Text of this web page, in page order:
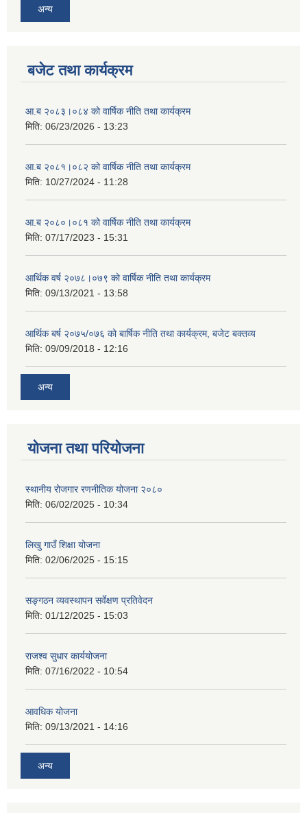
अन्य
बजेट तथा कार्यक्रम
आ.ब २०८३।०८४ को वार्षिक नीति तथा कार्यक्रम
मिति: 06/23/2026 - 13:23
आ.ब २०८१।०८२ को वार्षिक नीति तथा कार्यक्रम
मिति: 10/27/2024 - 11:28
आ.ब २०८०।०८१ को वार्षिक नीति तथा कार्यक्रम
मिति: 07/17/2023 - 15:31
आर्थिक वर्ष २०७८।०७९ को वार्षिक नीति तथा कार्यक्रम
मिति: 09/13/2021 - 13:58
आर्थिक बर्ष २०७५/०७६ को बार्षिक नीति तथा कार्यक्रम, बजेट बक्तव्य
मिति: 09/09/2018 - 12:16
अन्य
योजना तथा परियोजना
स्थानीय रोजगार रणनीतिक योजना २०८०
मिति: 06/02/2025 - 10:34
लिखु गाउँ शिक्षा योजना
मिति: 02/06/2025 - 15:15
सङ्गठन व्यवस्थापन सर्वेक्षण प्रतिवेदन
मिति: 01/12/2025 - 15:03
राजश्व सुधार कार्ययोजना
मिति: 07/16/2022 - 10:54
आवधिक योजना
मिति: 09/13/2021 - 14:16
अन्य